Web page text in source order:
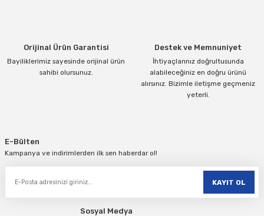
Orijinal Ürün Garantisi
Bayiliklerimiz sayesinde orijinal ürün
sahibi olursunuz.
Destek ve Memnuniyet
İhtiyaçlarınız doğrultusunda
alabileceğiniz en doğru ürünü
alırsınız. Bizimle iletişme geçmeniz
yeterli.
E-Bülten
Kampanya ve indirimlerden ilk sen haberdar ol!
KAYIT OL
Sosyal Medya